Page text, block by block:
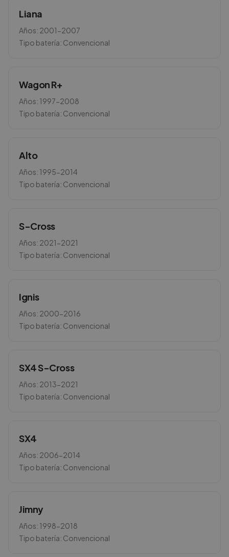
Liana
Años: 2001-2007
Tipo batería: Convencional
Wagon R+
Años: 1997-2008
Tipo batería: Convencional
Alto
Años: 1995-2014
Tipo batería: Convencional
S-Cross
Años: 2021-2021
Tipo batería: Convencional
Ignis
Años: 2000-2016
Tipo batería: Convencional
SX4 S-Cross
Años: 2013-2021
Tipo batería: Convencional
SX4
Años: 2006-2014
Tipo batería: Convencional
Jimny
Años: 1998-2018
Tipo batería: Convencional